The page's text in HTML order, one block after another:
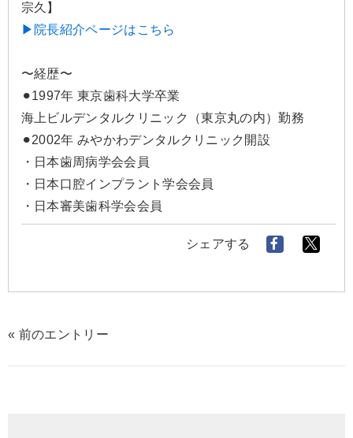
宗久】
▶院長紹介ページはこちら
〜経歴〜
⚫︎1997年 東京歯科大学卒業
海上ビルデンタルクリニック（東京丸の内）勤務
⚫︎2002年 みやかわデンタルクリニック開設
・日本歯周病学会会員
・日本口腔インプラント学会会員
・日本審美歯科学会会員
シェアする
« 前のエントリー